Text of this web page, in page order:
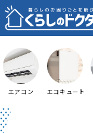
エアコン エコキュート